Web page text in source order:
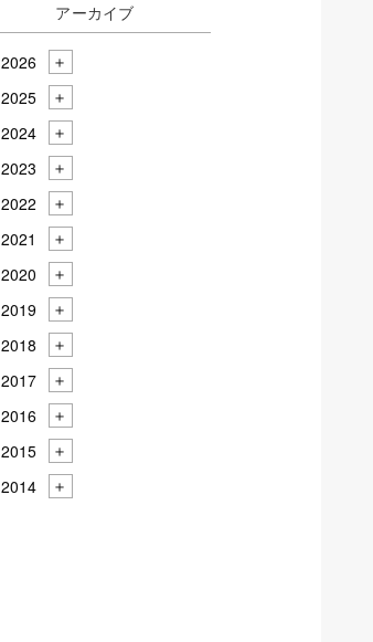
アーカイブ
2026
2025
2024
2023
2022
2021
2020
2019
2018
2017
2016
2015
2014